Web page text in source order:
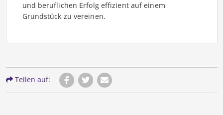
und beruflichen Erfolg effizient auf einem
Grundstück zu vereinen.
Teilen auf: